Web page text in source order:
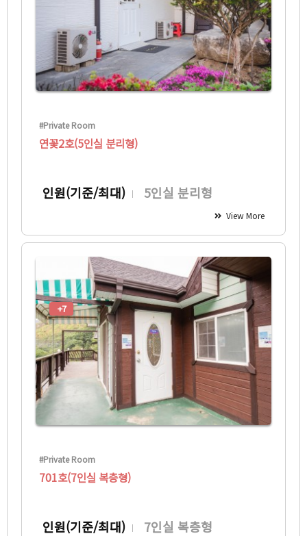
#Private Room
연꽃2호(5인실 분리형)
인원(기준/최대) 5인실 분리형
View More
+7
#Private Room
701호(7인실 복층형)
인원(기준/최대) 7인실 복층형